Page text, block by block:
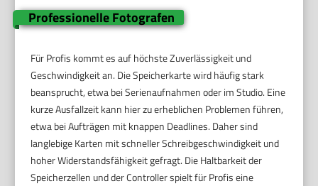
Professionelle Fotografen
Für Profis kommt es auf höchste Zuverlässigkeit und
Geschwindigkeit an. Die Speicherkarte wird häufig stark
beansprucht, etwa bei Serienaufnahmen oder im Studio. Eine
kurze Ausfallzeit kann hier zu erheblichen Problemen führen,
etwa bei Aufträgen mit knappen Deadlines. Daher sind
langlebige Karten mit schneller Schreibgeschwindigkeit und
hoher Widerstandsfähigkeit gefragt. Die Haltbarkeit der
Speicherzellen und der Controller spielt für Profis eine